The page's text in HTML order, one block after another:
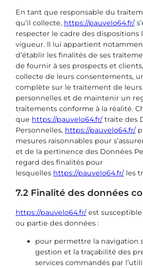
En tant que responsable du
qu’il collecte, https://pauvelo64.fr/
respecter le cadre des dispositions
vigueur. Il lui appartient
d’établir les finalités de ses
de fournir à ses prospects et
collecte de leurs consentements,
complète sur le traitement de
personnelles et de maintenir un
traitements conforme à la réalité.
que https://pauvelo64.fr/ traite des
Personnelles, https://pauvelo64.fr/
mesures raisonnables pour
et de la pertinence des Données
regard des finalités pour
lesquelles https://pauvelo64.fr/ les
7.2 Finalité des données
https://pauvelo64.fr/ est
ou partie des données :
pour permettre la navigation
gestion et la traçabilité des
services commandés par